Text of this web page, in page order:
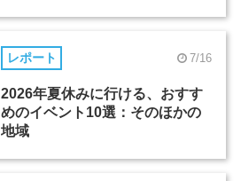
レポート 7/16
2026年夏休みに行ける、おすす
めのイベント10選：そのほかの
地域